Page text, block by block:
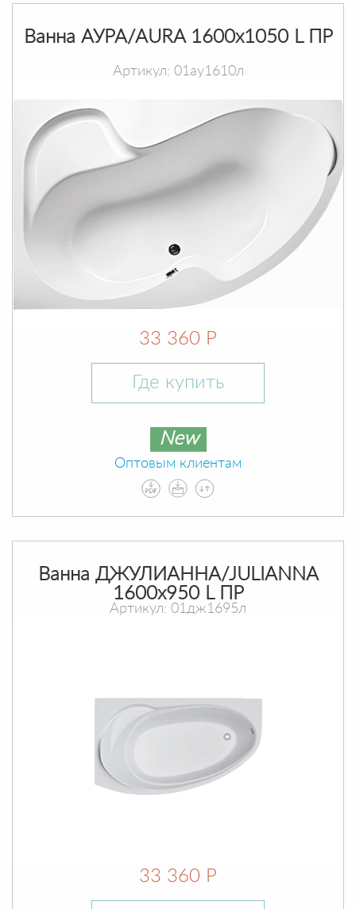
Ванна АУРА/AURA 1600х1050 L ПР
Артикул: 01ау1610л
33 360 Р
Где купить
New
Оптовым клиентам
Ванна ДЖУЛИАННА/JULIANNA
1600х950 L ПР
Артикул: 01дж1695л
33 360 Р